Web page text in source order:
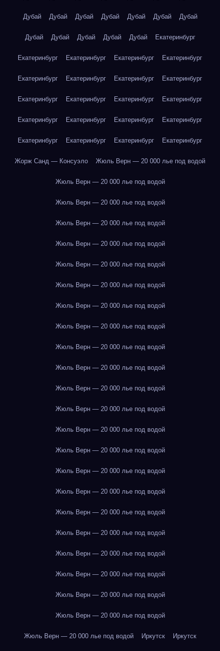
Дубай Дубай Дубай Дубай Дубай Дубай Дубай
Дубай Дубай Дубай Дубай Дубай Екатеринбург
Екатеринбург Екатеринбург Екатеринбург Екатеринбург
Екатеринбург Екатеринбург Екатеринбург Екатеринбург
Екатеринбург Екатеринбург Екатеринбург Екатеринбург
Екатеринбург Екатеринбург Екатеринбург Екатеринбург
Екатеринбург Екатеринбург Екатеринбург Екатеринбург
Жорж Санд — Консуэло Жюль Верн — 20 000 лье под водой
Жюль Верн — 20 000 лье под водой
Жюль Верн — 20 000 лье под водой
Жюль Верн — 20 000 лье под водой
Жюль Верн — 20 000 лье под водой
Жюль Верн — 20 000 лье под водой
Жюль Верн — 20 000 лье под водой
Жюль Верн — 20 000 лье под водой
Жюль Верн — 20 000 лье под водой
Жюль Верн — 20 000 лье под водой
Жюль Верн — 20 000 лье под водой
Жюль Верн — 20 000 лье под водой
Жюль Верн — 20 000 лье под водой
Жюль Верн — 20 000 лье под водой
Жюль Верн — 20 000 лье под водой
Жюль Верн — 20 000 лье под водой
Жюль Верн — 20 000 лье под водой
Жюль Верн — 20 000 лье под водой
Жюль Верн — 20 000 лье под водой
Жюль Верн — 20 000 лье под водой
Жюль Верн — 20 000 лье под водой
Жюль Верн — 20 000 лье под водой
Жюль Верн — 20 000 лье под водой
Жюль Верн — 20 000 лье под водой Иркутск Иркутск